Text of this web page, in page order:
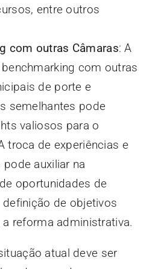
entre outros
com outras Câmaras: A
com outras
de porte e
semelhantes pode
valiosos para o
troca de experiências e
auxiliar na
oportunidades de
definição de objetivos
reforma administrativa.
atual deve ser